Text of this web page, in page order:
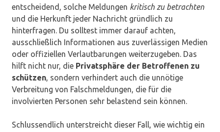
entscheidend, solche Meldungen kritisch zu betrachten
und die Herkunft jeder Nachricht gründlich zu
hinterfragen. Du solltest immer darauf achten,
ausschließlich Informationen aus zuverlässigen Medien
oder offiziellen Verlautbarungen weiterzugeben. Das
hilft nicht nur, die Privatsphäre der Betroffenen zu
schützen, sondern verhindert auch die unnötige
Verbreitung von Falschmeldungen, die für die
involvierten Personen sehr belastend sein können.
Schlussendlich unterstreicht dieser Fall, wie wichtig ein